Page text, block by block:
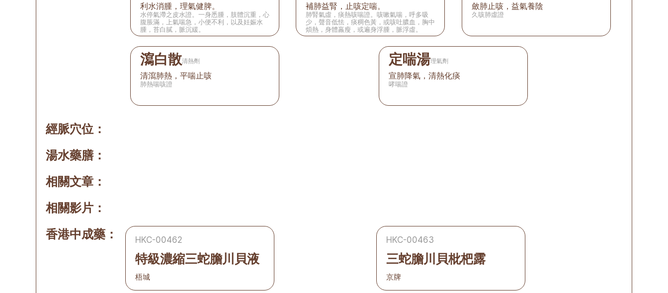
利水消腫，理氣健脾。
水停氣滯之皮水證。一身悉腫，肢體沉重，心
腹脹滿，上氣喘急，小便不利，以及妊娠水
腫，苔白膩，脈沉緩。
補肺益腎，止咳定喘。
肺腎氣虛，痰熱咳喘證。咳嗽氣喘，呼多吸
少，聲音低怯，痰稠色黃，或咳吐膿血，胸中
煩熱，身體羸瘦，或遍身浮腫，脈浮虛。
斂肺止咳，益氣養陰
久咳肺虛證
瀉白散清熱劑
清瀉肺熱，平喘止咳
肺熱喘咳證
定喘湯理氣劑
宣肺降氣，清熱化痰
哮喘證
經脈穴位：
湯水藥膳：
相關文章：
相關影片：
香港中成藥：
HKC-00462
特級濃縮三蛇膽川貝液
梧城
HKC-00463
三蛇膽川貝枇杷露
京牌